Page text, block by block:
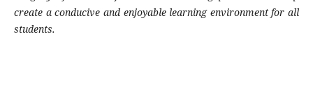
create a conducive and enjoyable learning environment for all
students.